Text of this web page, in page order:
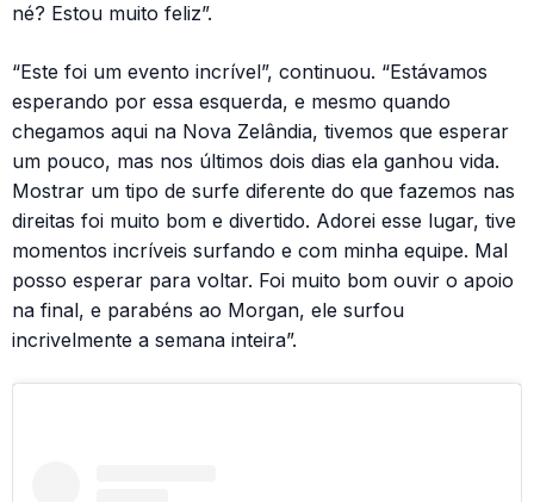
né? Estou muito feliz”.
“Este foi um evento incrível”, continuou. “Estávamos
esperando por essa esquerda, e mesmo quando
chegamos aqui na Nova Zelândia, tivemos que esperar
um pouco, mas nos últimos dois dias ela ganhou vida.
Mostrar um tipo de surfe diferente do que fazemos nas
direitas foi muito bom e divertido. Adorei esse lugar, tive
momentos incríveis surfando e com minha equipe. Mal
posso esperar para voltar. Foi muito bom ouvir o apoio
na final, e parabéns ao Morgan, ele surfou
incrivelmente a semana inteira”.